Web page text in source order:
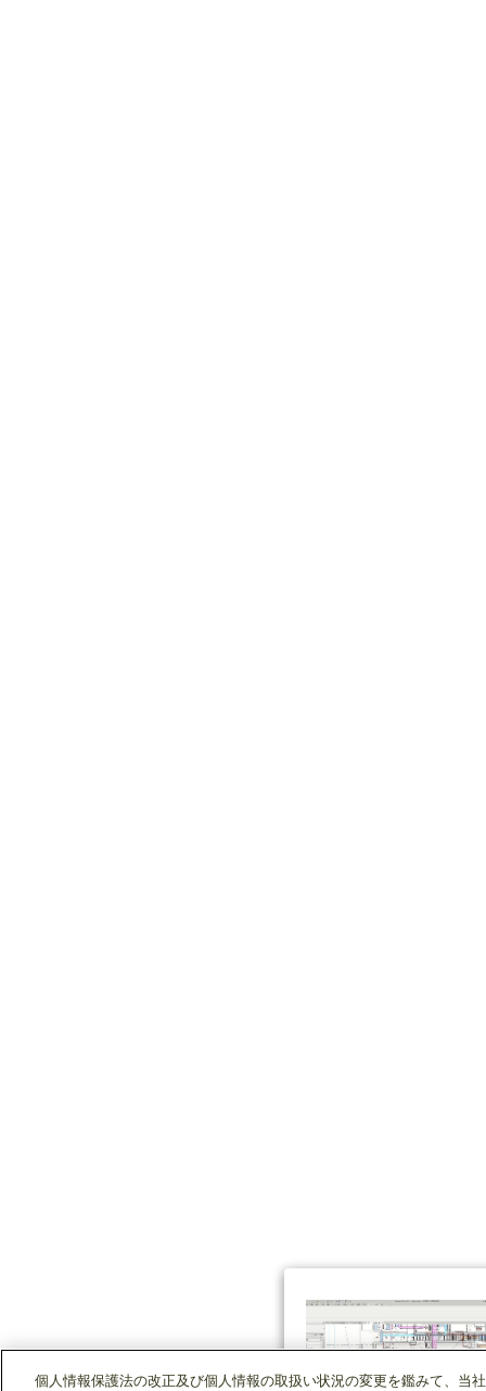
個人情報保護法の改正及び個人情報の取扱い状況の変更を鑑みて、当